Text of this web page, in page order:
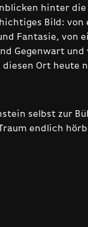
hinter die
Bild: von
Fantasie, von
Gegenwart und
Ort heute
selbst zur
endlich